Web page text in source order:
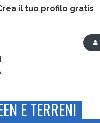
il tuo profilo gratis
E TERRENI